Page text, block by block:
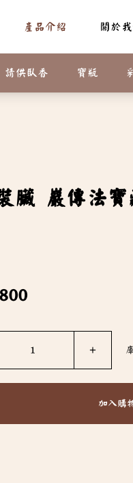
產品介紹 關於
請供臥香 寶瓶
臟 巖傳法
1 ＋
加入購